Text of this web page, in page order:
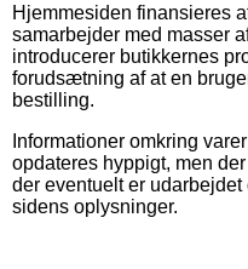
Hjemmesiden finansieres
samarbejder med masser
introducerer butikkernes
forudsætning af at en
bestilling.
Informationer omkring
opdateres hyppigt, men
der eventuelt er
sidens oplysninger.